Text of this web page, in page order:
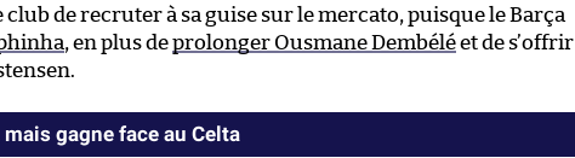
de recruter à sa guise sur le mercato, puisque le Barça
, en plus deprolonger Ousmane Dembéléet de s’offrir
gagne face au Celta